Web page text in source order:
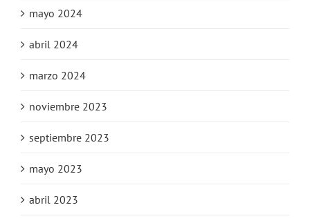
mayo 2024
abril 2024
marzo 2024
noviembre 2023
septiembre 2023
mayo 2023
abril 2023